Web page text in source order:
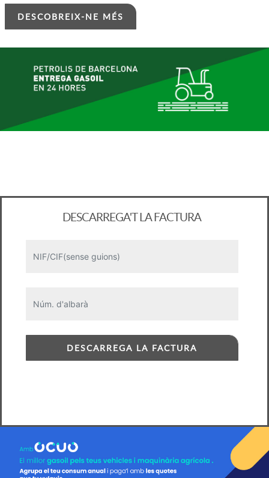
DESCOBREIX-NE MÉS
DESCARREGA'T LA FACTURA
DESCARREGA LA FACTURA